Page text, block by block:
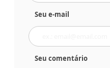
Seu e-mail
Seu comentário